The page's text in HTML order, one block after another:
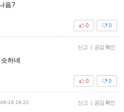
음?
0
0
신고 | 공감 확인
하네
0
0
18 19:22 신고 | 공감 확인